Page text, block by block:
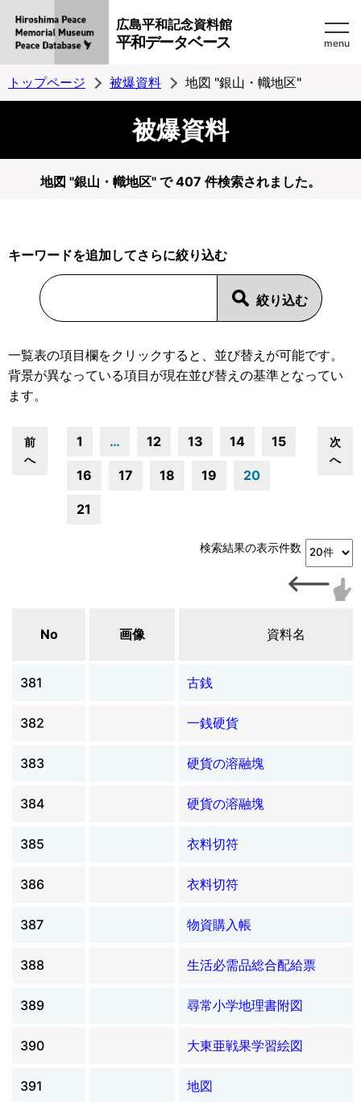
広島平和記念資料館
平和データベース menu
トップページ 被爆資料 地図 "銀山・幟地区"
被爆資料
地図 "銀山・幟地区" で 407 件検索されました。
キーワードを追加してさらに絞り込む
一覧表の項目欄をクリックすると、並び替えが可能です。
背景が異なっている項目が現在並び替えの基準となってい
ます。
前
へ
1 … 12 13 14 15
16 17 18 19 20
21
次
へ
検索結果の表示件数
No 画像 資料名
381 古銭
382 一銭硬貨
383 硬貨の溶融塊
384 硬貨の溶融塊
385 衣料切符
386 衣料切符
387 物資購入帳
388 生活必需品総合配給票
389 尋常小学地理書附図
390 大東亜戦果学習絵図
391 地図